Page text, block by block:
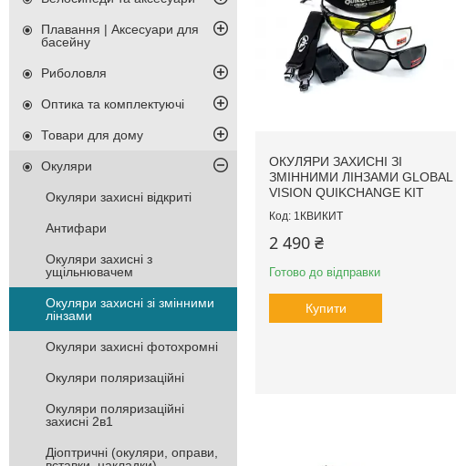
ОКУЛЯРИ ЗАХИСНІ ЗІ
ЗМІННИМИ ЛІНЗАМИ GLOBAL
VISION QUIKCHANGE KIT
1КВИКИТ
2 490 ₴
Готово до відправки
Купити
Плавання | Аксесуари для
басейну
Риболовля
Оптика та комплектуючі
Товари для дому
Окуляри
Окуляри захисні відкриті
Антифари
Окуляри захисні з
ущільнювачем
Окуляри захисні зі змінними
лінзами
Окуляри захисні фотохромні
Окуляри поляризаційні
Окуляри поляризаційні
захисні 2в1
Діоптричні (окуляри, оправи,